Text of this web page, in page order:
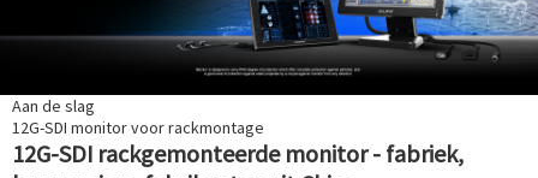
Aan de slag
12G-SDI monitor voor rackmontage
12G-SDI rackgemonteerde monitor - fabriek,